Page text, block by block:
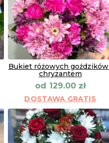
Bukiet różowych
chryzantem
od 129.00 zł
DOSTAWA GRATIS